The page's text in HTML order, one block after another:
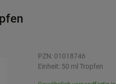
PZN: 01018746
Einheit: 50 ml Tropfen